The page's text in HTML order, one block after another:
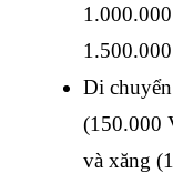
Di
(150.000
và xăng